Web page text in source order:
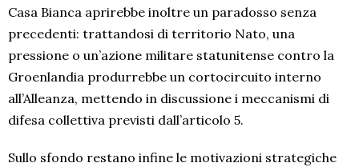
Casa Bianca aprirebbe inoltre un paradosso senza
precedenti: trattandosi di territorio Nato, una
pressione o un’azione militare statunitense contro la
Groenlandia produrrebbe un cortocircuito interno
all’Alleanza, mettendo in discussione i meccanismi di
difesa collettiva previsti dall’articolo 5.
Sullo sfondo restano infine le motivazioni strategiche